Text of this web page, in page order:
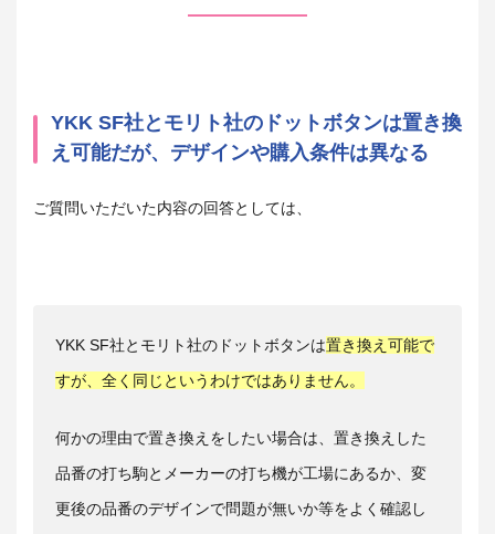
YKK SF社とモリト社のドットボタンは置き換
え可能だが、デザインや購入条件は異なる
ご質問いただいた内容の回答としては、
YKK SF社とモリト社のドットボタンは置き換え可能で
すが、全く同じというわけではありません。
何かの理由で置き換えをしたい場合は、置き換えした
品番の打ち駒とメーカーの打ち機が工場にあるか、変
更後の品番のデザインで問題が無いか等をよく確認し